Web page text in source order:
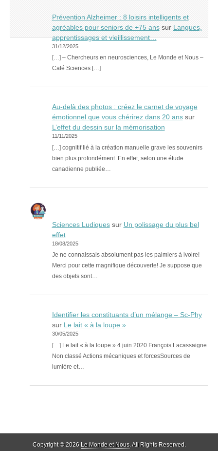
Prévention Alzheimer : 8 loisirs intelligents et
agréables pour seniors de +75 anssur Langues,
apprentissages et vieillissement…
31/12/2025
[…] – Chercheurs en neurosciences, Le Monde et Nous –
Café Sciences […]
Au-delà des photos : créez le carnet de voyage
émotionnel que vous chérirez dans 20 anssur
L’effet du dessin sur la mémorisation
11/11/2025
[…] cognitif lié à la création manuelle grave les souvenirs
bien plus profondément. En effet, selon une étude
canadienne publiée…
Sciences Ludiquessur Un polissage du plus bel
effet
18/08/2025
Je ne connaissais absolument pas les palmiers à ivoire!
Merci pour cette magnifique découverte! Je suppose que
des objets sont…
Identifier les constituants d’un mélange – Sc-Phy
sur Le lait « à la loupe »
30/05/2025
[…] Le lait « à la loupe » 4 juin 2020 François Lacassaigne
Non classé Actions mécaniques et forcesSources de
lumière et…
Copyright © 2026 Le Monde et Nous. All Rights Reserved.